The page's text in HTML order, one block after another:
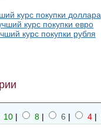
курс покупки доллара
курс покупки евро
курс покупки рубля
10 | 8 | 6 | 4 |